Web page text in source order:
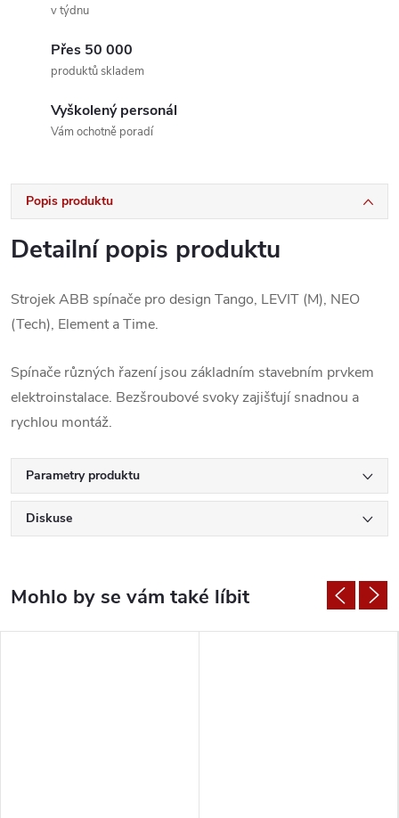
v týdnu
Přes 50 000
produktů skladem
Vyškolený personál
Vám ochotně poradí
Popis produktu
Detailní popis produktu
Strojek ABB spínače pro design Tango, LEVIT (M), NEO
(Tech), Element a Time.
Spínače různých řazení jsou základním stavebním prvkem
elektroinstalace. Bezšroubové svoky zajišťují snadnou a
rychlou montáž.
Parametry produktu
Diskuse